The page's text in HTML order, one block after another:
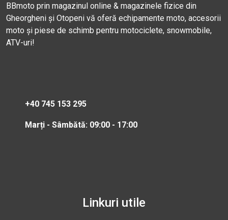
BBmoto prin magazinul online & magazinele fizice din
Gheorgheni și Otopeni vă oferă echipamente moto, accesorii
moto și piese de schimb pentru motociclete, snowmobile,
ATV-uri!
+40 745 153 295
Marți - Sâmbătă: 09:00 - 17:00
Linkuri utile